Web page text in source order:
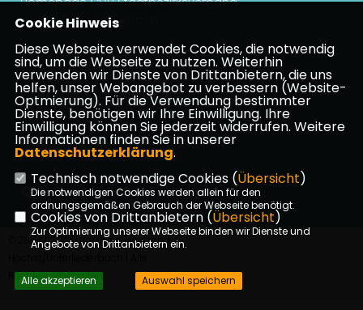
Höchst/Unterliederbach
Impressum Datenschutz Kontakt
CDU Frankfurt am Main
CDU in Hessen
CDU Deutschlands
©2026 CDU Stadtbezirksverband
Rechte vorbehalten.
Cookie Hinweis
Diese Webseite verwendet Cookies, die notwendig
sind, um die Webseite zu nutzen. Weiterhin
verwenden wir Dienste von Drittanbietern, die uns
helfen, unser Webangebot zu verbessern (Website-
Optmierung). Für die Verwendung bestimmter
Dienste, benötigen wir Ihre Einwilligung. Ihre
Einwilligung können Sie jederzeit widerrufen. Weitere
Informationen finden Sie in unserer
Datenschutzerklärung.
Technisch notwendige Cookies (Übersicht)
Die notwendigen Cookies werden allein für den
ordnungsgemäßen Gebrauch der Webseite benötigt.
Cookies von Drittanbietern (Übersicht)
Zur Optimierung unserer Webseite binden wir Dienste und
Angebote von Drittanbietern ein.
Alle akzeptieren Auswahl speichern